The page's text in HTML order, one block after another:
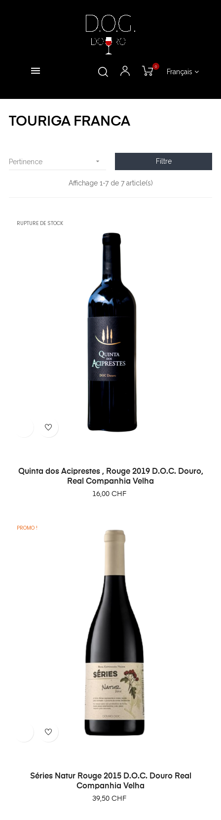
Français
0
TOURIGA FRANCA
Pertinence  Filtre
Affichage 1-7 de 7 article(s)
RUPTURE DE STOCK
Quinta dos Aciprestes , Rouge 2019 D.O.C. Douro,
Real Companhia Velha
Prix
16,00 CHF
PROMO !
Séries Natur Rouge 2015 D.O.C. Douro Real
Companhia Velha
Prix
39,50 CHF